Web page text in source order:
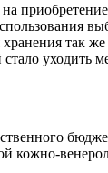
так
уходить
кожно-